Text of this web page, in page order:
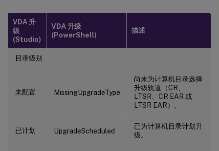
VDA 升
级
(Studio)
VDA 升级
(PowerShell)
描述
目录级别
未配置 MissingUpgradeType
尚未为计算机目录选择
升级轨道（CR、
LTSR、CR EAR 或
LTSR EAR）。
已计划 UpgradeScheduled
已为计算机目录计划升
级。